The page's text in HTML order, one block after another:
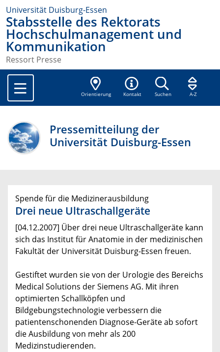
Universität Duisburg-Essen
Stabsstelle des Rektorats
Hochschulmanagement und
Kommunikation
Ressort Presse
Orientierung Kontakt Suchen A-Z
Pressemitteilung der
Universität Duisburg-Essen
Spende für die Medizinerausbildung
Drei neue Ultraschallgeräte
[04.12.2007] Über drei neue Ultraschallgeräte kann
sich das Institut für Anatomie in der medizinischen
Fakultät der Universität Duisburg-Essen freuen.
Gestiftet wurden sie von der Urologie des Bereichs
Medical Solutions der Siemens AG. Mit ihren
optimierten Schallköpfen und
Bildgebungstechnologie verbessern die
patientenschonenden Diagnose-Geräte ab sofort
die Ausbildung von mehr als 200
Medizinstudierenden.